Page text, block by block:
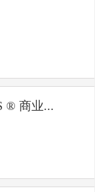
® 商业...